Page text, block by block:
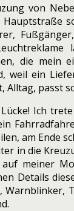
von
die mein
weil ein
Alltag, passt
Ich
am Ende
in die
meiner
Details
Warnblinker,